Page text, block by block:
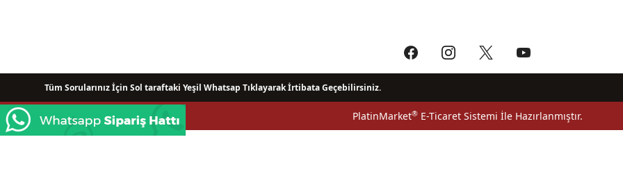
Tüm Sorularınız İçin Sol taraftaki Yeşil Whatsap Tıklayarak İrtibata Geçebilirsiniz.
PlatinMarket®E-Ticaret Sistemi İle Hazırlanmıştır.